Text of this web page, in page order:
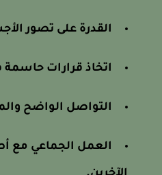
القدرة على تصور
اتخاذ قرارات حاسمة
التواصل الواضح
العمل الجماعي مع